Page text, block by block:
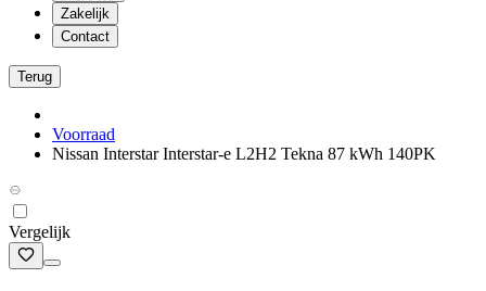
Zakelijk
Contact
Terug
Voorraad
Nissan Interstar Interstar-e L2H2 Tekna 87 kWh 140PK
Vergelijk